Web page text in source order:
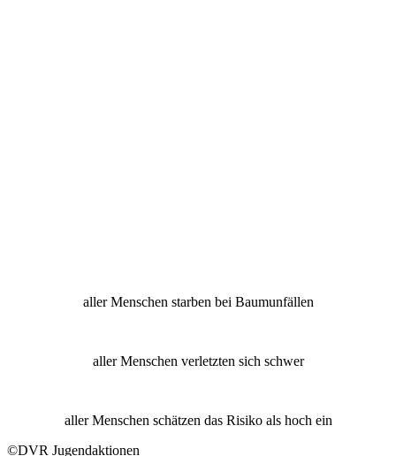
aller Menschen starben bei Baumunfällen
aller Menschen verletzten sich schwer
aller Menschen schätzen das Risiko als hoch ein
©DVR Jugendaktionen